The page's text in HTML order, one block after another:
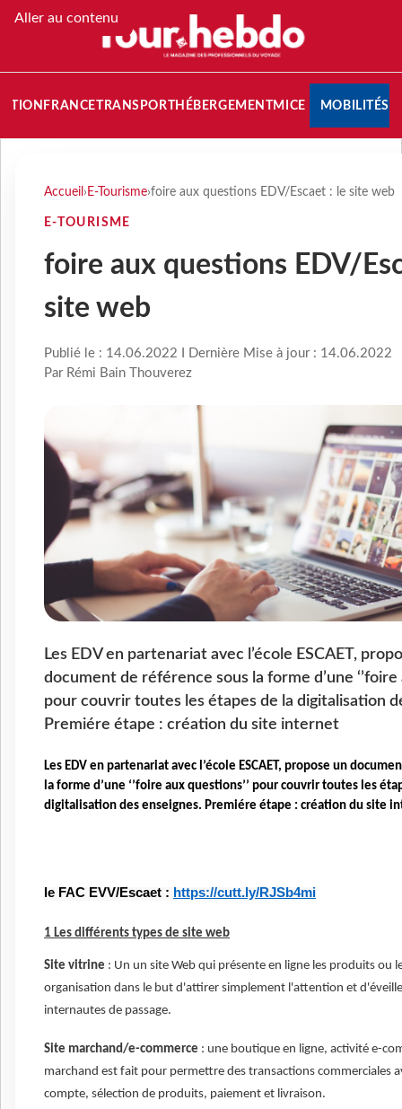
Aller au contenu
FRANCETRANSPORT HÉBERGEMENTMICE MOBILITÉS
Accueil › E-Tourisme›foire aux questions EDV/Escaet : le site web
E-TOURISME
foire aux questions EDV/
site web
Publié le : 14.06.2022 I Dernière Mise à jour : 14.06.2022
Par Rémi Bain Thouverez
Les EDV en partenariat avec l’école ESCAET,
document de référence sous la forme d’une ‘’foire
pour couvrir toutes les étapes de la digitalisation
Premiére étape : création du site internet
Les EDV en partenariat avec l’école ESCAET, propose un
la forme d’une ‘’foire aux questions’’ pour couvrir toutes les
digitalisation des enseignes. Premiére étape : création du site
le FAC EVV/Escaet : https://cutt.ly/RJSb4mi
1 Les différents types de site web
Site vitrine : Un un site Web qui présente en ligne les produits ou
organisation dans le but d'attirer simplement l'attention et
internautes de passage.
Site marchand/e-commerce : une boutique en ligne, activité e-
marchand est fait pour permettre des transactions commerciales
compte, sélection de produits, paiement et livraison.